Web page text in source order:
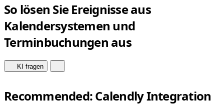
So lösen Sie Ereignisse aus
Kalendersystemen und
Terminbuchungen aus
KI fragen
Recommended: Calendly Integration